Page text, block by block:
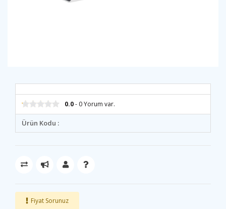
0.0- 0 Yorum var.
Ürün Kodu :
Fiyat Sorunuz